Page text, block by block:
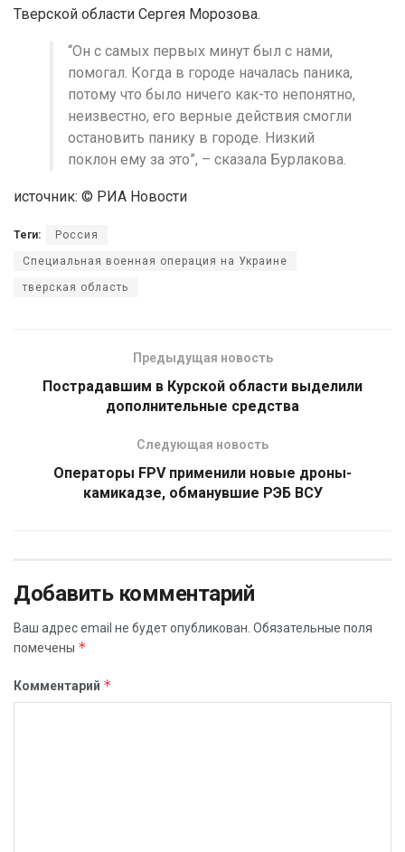
Тверской области Сергея Морозова.
“Он с самых первых минут был с нами,
помогал. Когда в городе началась паника,
потому что было ничего как-то непонятно,
неизвестно, его верные действия смогли
остановить панику в городе. Низкий
поклон ему за это”, – сказала Бурлакова.
источник: © РИА Новости
Теги: Россия
Специальная военная операция на Украине
тверская область
Предыдущая новость
Пострадавшим в Курской области выделили
дополнительные средства
Следующая новость
Операторы FPV применили новые дроны-
камикадзе, обманувшие РЭБ ВСУ
Добавить комментарий
Ваш адрес email не будет опубликован. Обязательные поля
помечены *
Комментарий *